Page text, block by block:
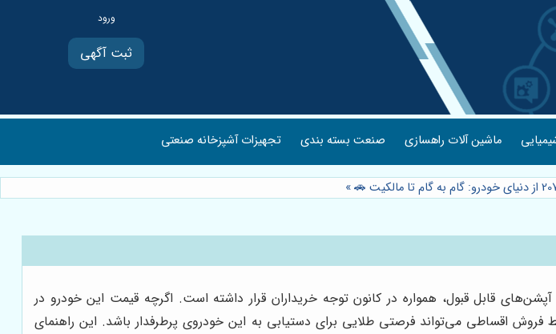
ثبت آگهی
ماشین آلات راهسازی صنعت بسته بندی تجهیزات آشپزخانه صنعتی
»
قابل قبول، همواره در کانون توجه خریداران قرار داشته است. اگرچه قیمت این خودرو در
فروش اقساطی می‌تواند فرصتی طلایی برای دستیابی به این خودروی پرطرفدار باشد. این راهنمای